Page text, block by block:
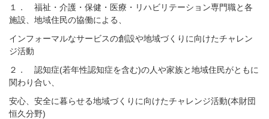
１． 福祉・介護・保健・医療・リハビリテーション専門職と各
施設、地域住民の協働による、
インフォーマルなサービスの創設や地域づくりに向けたチャレン
ジ活動
２． 認知症(若年性認知症を含む)の人や家族と地域住民がともに
関わり合い、
安心、安全に暮らせる地域づくりに向けたチャレンジ活動(本財団
恒久分野)